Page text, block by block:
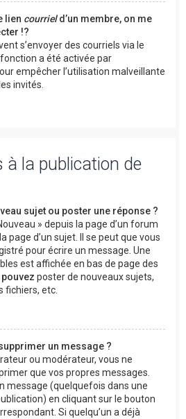
lien courrield’un membre, on me
!?
s’envoyer des courriels via le
a été activée par
empêcher l’utilisation malveillante
invités.
à la publication de
sujet ou poster une réponse ?
» depuis la page d’un forum
page d’un sujet. Il se peut que vous
pour écrire un message. Une
est affichée en bas de page des
pouvez poster de nouveaux sujets,
fichiers, etc.
un message ?
ou modérateur, vous ne
que vos propres messages.
message (quelquefois dans une
en cliquant sur le bouton
Si quelqu’un a déjà